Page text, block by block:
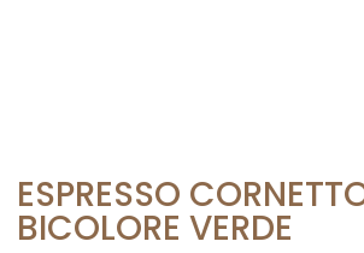
ESPRESSO
BICOLORE VERDE